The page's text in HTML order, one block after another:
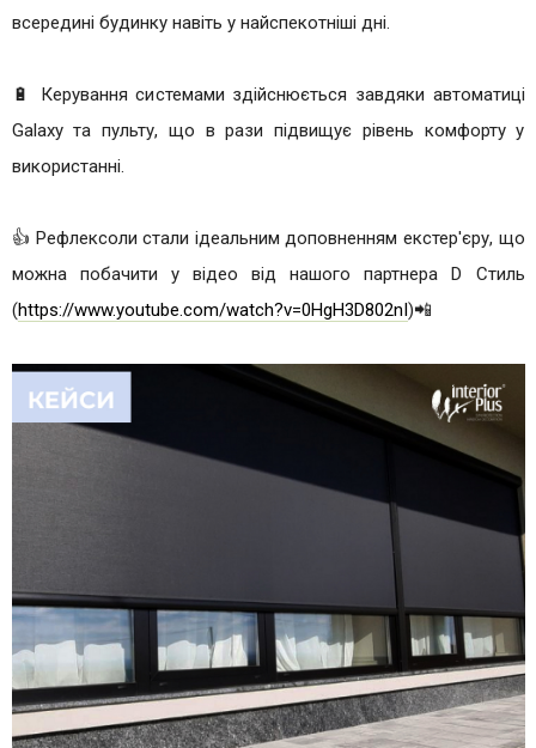
всередині будинку навіть у найспекотніші дні.
🔋 Керування системами здійснюється завдяки автоматиці
Galaxy та пульту, що в рази підвищує рівень комфорту у
використанні.
👍 Рефлексоли стали ідеальним доповненням екстер'єру, що
можна побачити у відео від нашого партнера D Стиль
(https://www.youtube.com/watch?v=0HgH3D802nI)📲